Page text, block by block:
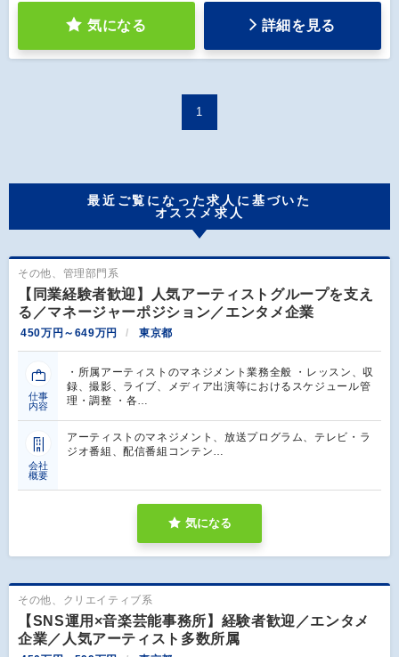
気になる 詳細を見る
1
最近ご覧になった求人に基づいた
オススメ求人
その他、管理部門系
【同業経験者歓迎】人気アーティストグループを支え
る／マネージャーポジション／エンタメ企業
450万円～649万円 東京都
仕事
内容
・所属アーティストのマネジメント業務全般 ・レッスン、収
録、撮影、ライブ、メディア出演等におけるスケジュール管
理・調整 ・各…
会社
概要
アーティストのマネジメント、放送プログラム、テレビ・ラ
ジオ番組、配信番組コンテン…
気になる
その他、クリエイティブ系
【SNS運用×音楽芸能事務所】経験者歓迎／エンタメ
企業／人気アーティスト多数所属